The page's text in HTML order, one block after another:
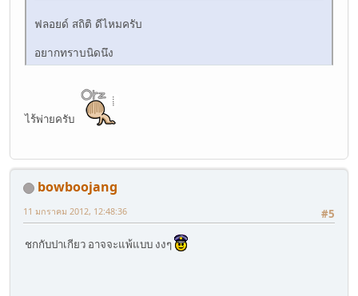
ฟลอยด์ สถิติ ดีไหมครับ
อยากทราบนิดนึง
ไร้พ่ายครับ
bowboojang
#5
11 มกราคม 2012, 12:48:36
ชกกับปาเกียว อาจจะแพ้แบบ งงๆ